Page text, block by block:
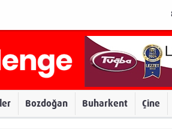
Bozdoğan Buharkent Çine